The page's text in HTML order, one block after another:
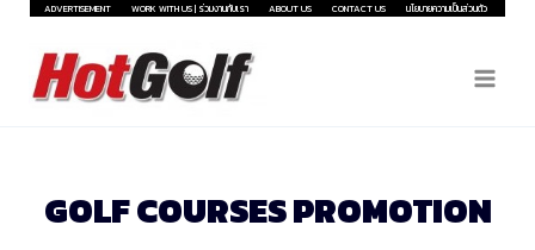
Skip
content
ADVERTISEMENT WORK WITH US | ร่วมงานกับเรา ABOUT US CONTACT US นโยบายความเป็นส่วนตัว
GOLF COURSES PROMOTION